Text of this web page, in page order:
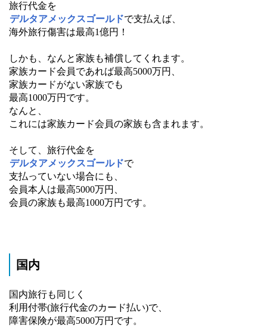
旅行代金を
デルタアメックスゴールドで支払えば、
海外旅行傷害は最高1億円！
しかも、なんと家族も補償してくれます。
家族カード会員であれば最高5000万円、
家族カードがない家族でも
最高1000万円です。
なんと、
これには家族カード会員の家族も含まれます。
そして、旅行代金を
デルタアメックスゴールドで
支払っていない場合にも、
会員本人は最高5000万円、
会員の家族も最高1000万円です。
国内
国内旅行も同じく
利用付帯(旅行代金のカード払い)で、
障害保険が最高5000万円です。